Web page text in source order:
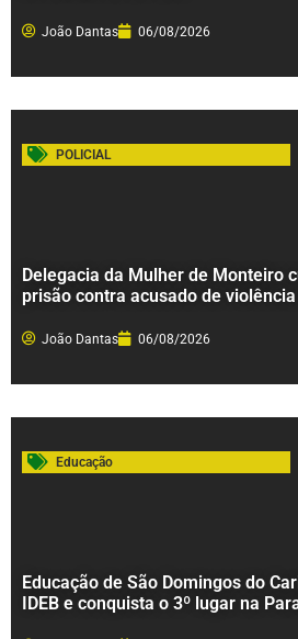
João Dantas 06/08/2026
POLICIAL
Delegacia da Mulher de Monteiro
prisão contra acusado de
João Dantas 06/08/2026
Educação
Educação de São Domingos do
IDEB e conquista o 3º lugar na